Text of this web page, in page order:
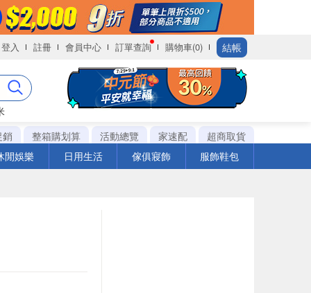
登入 註冊 會員中心 訂單查詢 購物車(0) 結帳
銷
整箱購划算 活動總覽 家速配
超商取貨
閒娛樂
日用生活 傢俱寢飾 服飾鞋包